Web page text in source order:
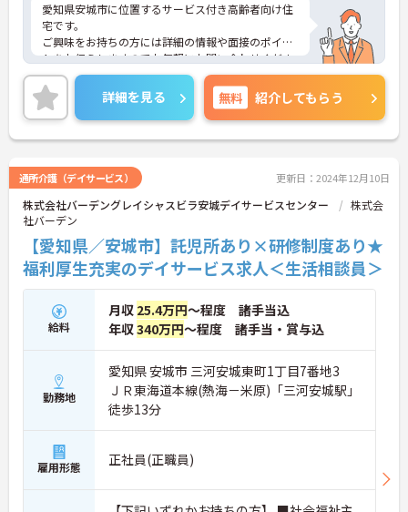
愛知県安城市に位置するサービス付き高齢者向け住
宅です。
ご興味をお持ちの方には詳細の情報や面接のポイン
トをお伝えしますのでお気軽にお問い合わせくださ
いませ。
詳細を見る 無料 紹介してもらう
通所介護（デイサービス） 更新日：2024年12月10日
株式会社バーデングレイシャスビラ安城デイサービスセンター
株式会
社バーデン
【愛知県／安城市】託児所あり×研修制度あり★
福利厚生充実のデイサービス求人＜生活相談員＞
給料
月収 25.4万円～程度 諸手当込
年収340万円～程度 諸手当・賞与込
勤務地
愛知県 安城市 三河安城東町1丁目7番地3
ＪＲ東海道本線(熱海－米原)「三河安城駅」
徒歩13分
雇用形態 正社員(正職員)